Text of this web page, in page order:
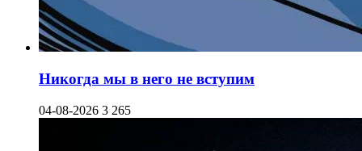
Никогда мы в него не вступим
04-08-2026 3 265